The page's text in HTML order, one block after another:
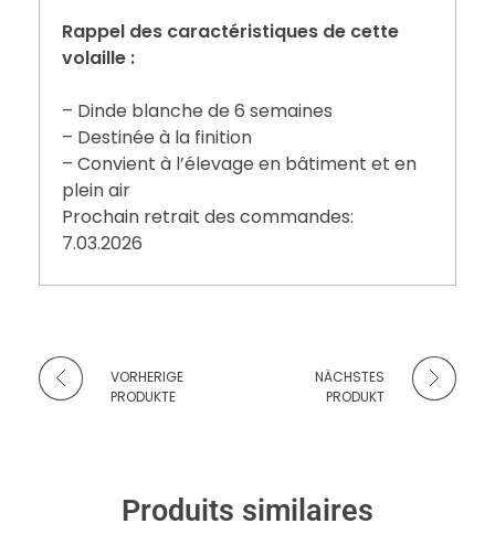
Rappel des caractéristiques de cette
volaille :
– Dinde blanche de 6 semaines
– Destinée à la finition
– Convient à l’élevage en bâtiment et en
plein air
Prochain retrait des commandes:
7.03.2026
VORHERIGE
PRODUKTE
NÄCHSTES
PRODUKT
Produits similaires